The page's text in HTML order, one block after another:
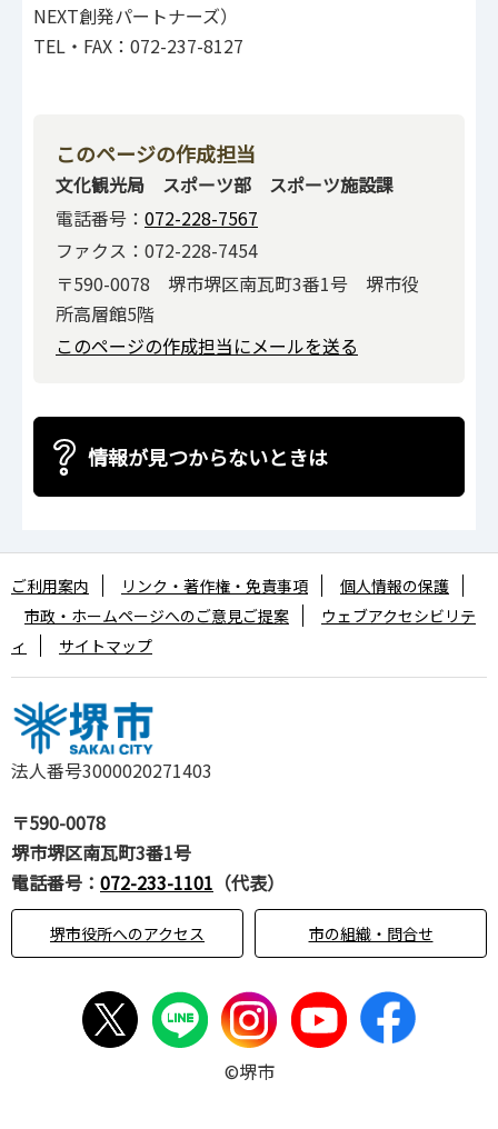
NEXT創発パートナーズ）
TEL・FAX：072-237-8127
このページの作成担当
文化観光局 スポーツ部 スポーツ施設課
電話番号： 072-228-7567
ファクス：072-228-7454
〒590-0078 堺市堺区南瓦町3番1号 堺市役
所高層館5階
このページの作成担当にメールを送る
情報が見つからないときは
法人番号3000020271403
〒590-0078
堺市堺区南瓦町3番1号
電話番号： 072-233-1101 （代表）
堺市役所へのアクセス 市の組織・問合せ
ご利用案内 リンク・著作権・免責事項
個人情報の保護
市政・ホームページへのご意見ご提案
ウェブアクセシビリテ
ィ
サイトマップ
©堺市